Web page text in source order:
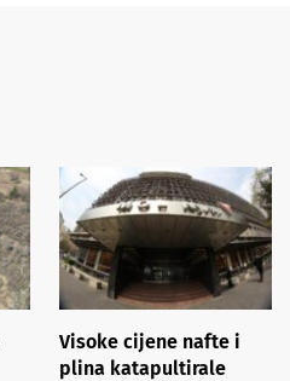
Visoke cijene nafte i
plina katapultirale